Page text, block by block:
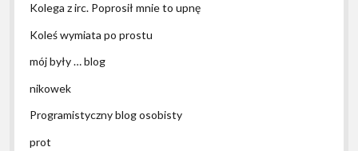
Kolega z irc. Poprosił mnie to upnę
Koleś wymiata po prostu
mój były … blog
nikowek
Programistyczny blog osobisty
prot